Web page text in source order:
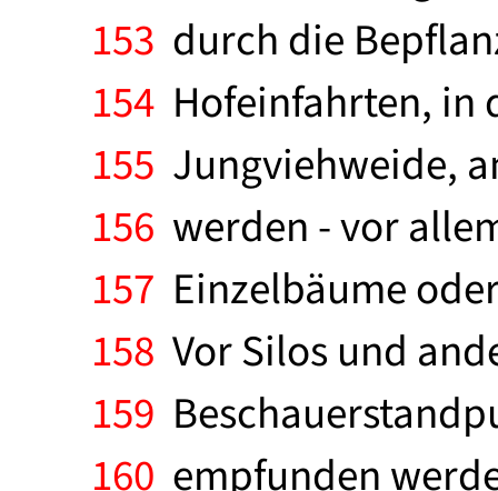
153 durch die
154 Hofeinfahrten, in
155 Jungviehweide,
156 werden - vor
157 Einzelbäume
158 Vor Silos und
159
160 empfunden